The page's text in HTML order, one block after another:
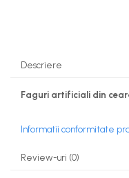
Descriere
Faguri artificiali din
Informatii conformitate
Review-uri (0)